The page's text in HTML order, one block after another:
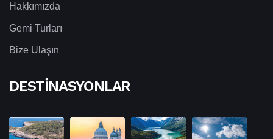
Hakkımızda
Gemi Turları
Bize Ulaşın
DESTINASYONLAR